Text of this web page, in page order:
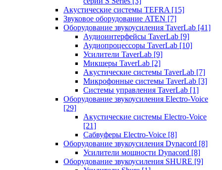
Акустические системы TEFRA [15]
Звуковое оборудование ATEN [7]
Оборудование звукоусиления TaverLab [41]
Аудиоинтерфейсы TaverLab [9]
Аудиопроцессоры TaverLab [10]
Усилители TaverLab [9]
Микшеры TaverLab [2]
Акустические системы TaverLab [7]
Микрофонные системы TaverLab [3]
Системы управления TaverLab [1]
Оборудование звукоусиления Electro-Voice
[29]
Акустические системы Electro-Voice
[21]
Сабвуферы Electro-Voice [8]
Оборудование звукоусиления Dynacord [8]
Усилители мощности Dynacord [8]
Оборудование звукоусиления SHURE [9]